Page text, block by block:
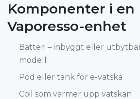
Komponenter i en
Vaporesso-enhet
Batteri – inbyggt eller
modell
Pod eller tank för e-vätska
Coil som värmer upp vätskan